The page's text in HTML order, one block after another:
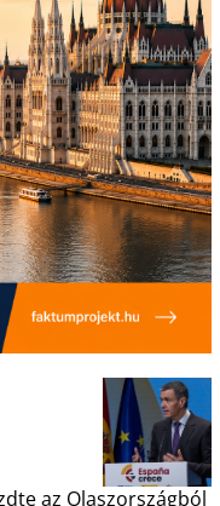
az Olaszországból